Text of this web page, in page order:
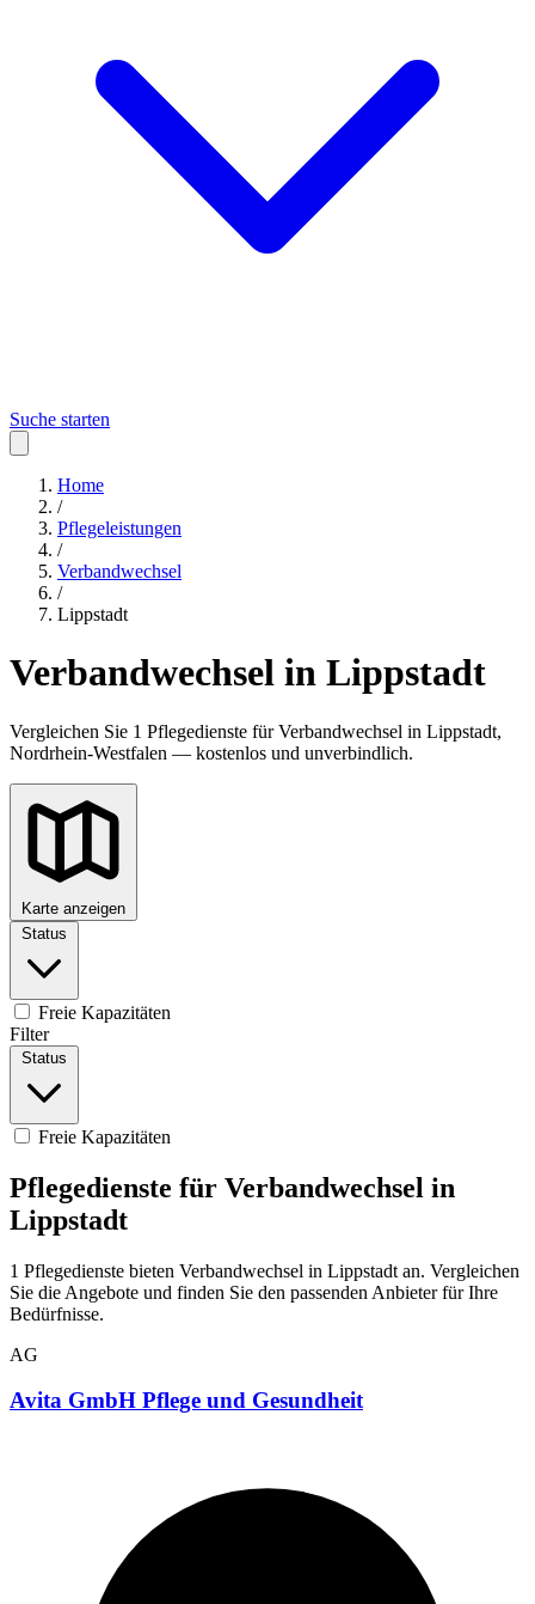
Suche starten
Home
/
Pflegeleistungen
/
Verbandwechsel
/
Lippstadt
Verbandwechsel in Lippstadt
Vergleichen Sie 1 Pflegedienste für Verbandwechsel in Lippstadt,
Nordrhein-Westfalen — kostenlos und unverbindlich.
Karte anzeigen
Status
Freie Kapazitäten
Filter
Status
Freie Kapazitäten
Pflegedienste für Verbandwechsel in
Lippstadt
1 Pflegedienste bieten Verbandwechsel in Lippstadt an. Vergleichen
Sie die Angebote und finden Sie den passenden Anbieter für Ihre
Bedürfnisse.
AG
Avita GmbH Pflege und Gesundheit